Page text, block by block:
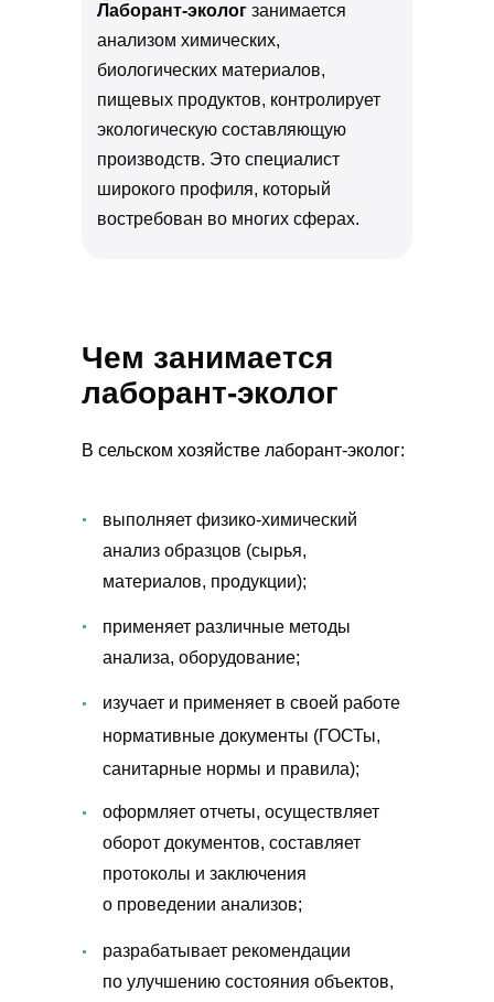
Лаборант-эколог занимается
анализом химических,
биологических материалов,
пищевых продуктов, контролирует
экологическую составляющую
производств. Это специалист
широкого профиля, который
востребован во многих сферах.
Чем занимается
лаборант-эколог
выполняет физико-химический
анализ образцов (сырья,
материалов, продукции);
применяет различные методы
анализа, оборудование;
изучает и применяет в своей работе
нормативные документы (ГОСТы,
санитарные нормы и правила);
оформляет отчеты, осуществляет
оборот документов, составляет
протоколы и заключения
о проведении анализов;
В сельском хозяйстве лаборант-эколог:
разрабатывает рекомендации
по улучшению состояния объектов,